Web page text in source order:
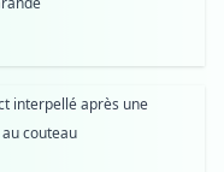
interpellé après une
couteau